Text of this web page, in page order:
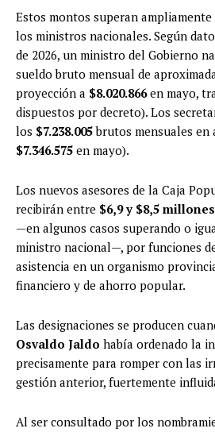
Estos montos superan
los ministros nacionales. Según
de 2026, un ministro del Gobierno
sueldo bruto mensual de
proyección a $8.020.866en mayo,
dispuestos por decreto). Los
los $7.238.005brutos mensuales en
$7.346.575 en mayo).
Los nuevos asesores de la Caja
recibirán entre $6,9 y $8,5
—en algunos casos superando o
ministro nacional—, por funciones
asistencia en un organismo
financiero y de ahorro popular.
Las designaciones se producen
Osvaldo Jaldo había ordenado la
precisamente para romper con las
gestión anterior, fuertemente
Al ser consultado por los